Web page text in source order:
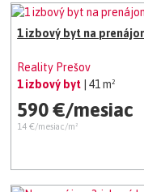
Reality Prešov
1 izbový byt
| 41 m²
590 €/mesiac
14 €/mesiac/m²